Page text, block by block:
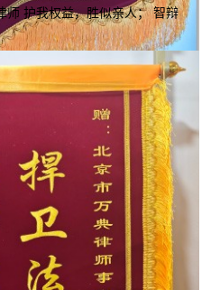
师 护我权益，胜似亲人； 智辩